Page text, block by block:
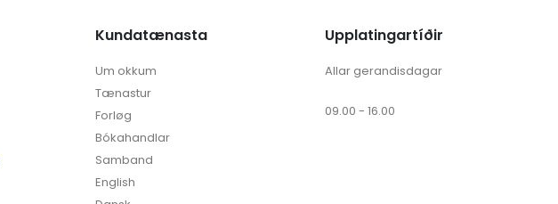
Kundatænasta
Um okkum
Tænastur
Forløg
Bókahandlar
Samband
English
Upplatingartíðir
Allar gerandisdagar
09.00 - 16.00